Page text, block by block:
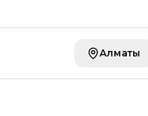
Алматы